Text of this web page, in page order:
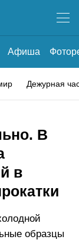
Афиша
Дежурная
В
в
образцы